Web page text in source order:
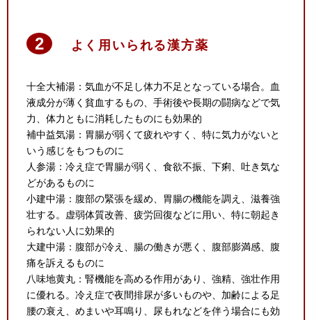
よく用いられる漢方薬
十全大補湯：気血が不足し体力不足となっている場合。血
液成分が薄く貧血するもの、手術後や長期の闘病などで気
力、体力ともに消耗したものにも効果的
補中益気湯：胃腸が弱くて疲れやすく、特に気力がないと
いう感じをもつものに
人参湯：冷え症で胃腸が弱く、食欲不振、下痢、吐き気な
どがあるものに
小建中湯：腹部の緊張を緩め、胃腸の機能を調え、滋養強
壮する。虚弱体質改善、疲労回復などに用い、特に朝起き
られない人に効果的
大建中湯：腹部が冷え、腸の働きが悪く、腹部膨満感、腹
痛を訴えるものに
八味地黄丸：腎機能を高める作用があり、強精、強壮作用
に優れる。冷え症で夜間排尿が多いものや、加齢による足
腰の衰え、めまいや耳鳴り、尿もれなどを伴う場合にも効